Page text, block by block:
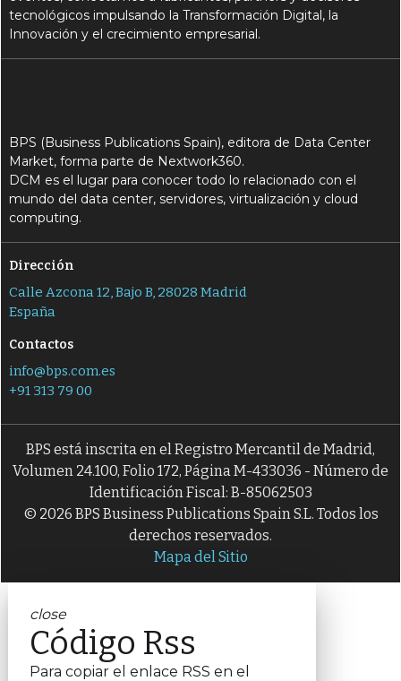
tecnológicos impulsando la Transformación Digital, la
Innovación y el crecimiento empresarial.
BPS (Business Publications Spain), editora de Data Center
Market, forma parte de Nextwork360.
DCM es el lugar para conocer todo lo relacionado con el
mundo del data center, servidores, virtualización y cloud
computing.
Dirección
Calle Azcona 12, Bajo B, 28028 Madrid
España
Contactos
info@bps.com.es
+91 313 79 00
BPS está inscrita en el Registro Mercantil de Madrid,
Volumen 24.100, Folio 172, Página M-433036 - Número de
Identificación Fiscal: B-85062503
© 2026 BPS Business Publications Spain S.L. Todos los
derechos reservados.
Mapa del Sitio
close
Código Rss
Para copiar el enlace RSS en el